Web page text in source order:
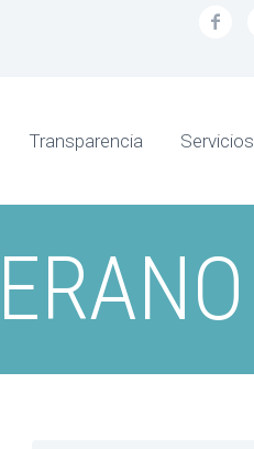
Transparencia Servicios